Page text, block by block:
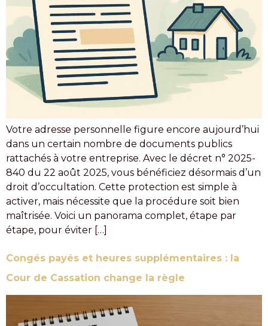
Votre adresse personnelle figure encore aujourd’hui
dans un certain nombre de documents publics
rattachés à votre entreprise. Avec le décret n° 2025-
840 du 22 août 2025, vous bénéficiez désormais d’un
droit d’occultation. Cette protection est simple à
activer, mais nécessite que la procédure soit bien
maîtrisée. Voici un panorama complet, étape par
étape, pour éviter […]
Congés payés et heures supplémentaires : la
Cour de Cassation change la règle